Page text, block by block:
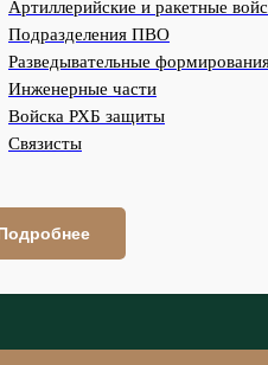
Артиллерийские и ракетные
Подразделения ПВО
Разведывательные
Инженерные части
Войска РХБ защиты
Связисты